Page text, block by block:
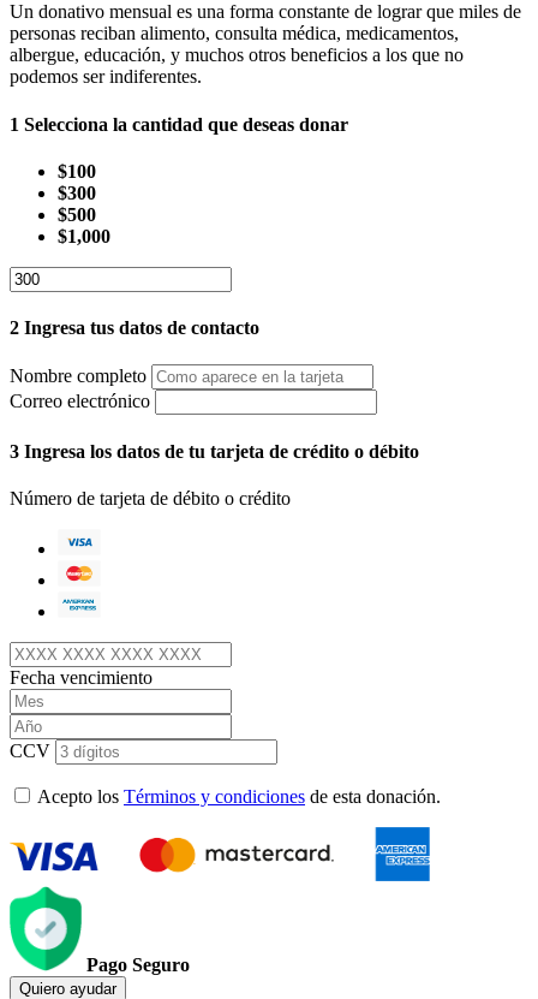
Un donativo mensual es una forma constante de lograr que miles de
personas reciban alimento, consulta médica, medicamentos,
albergue, educación, y muchos otros beneficios a los que no
podemos ser indiferentes.
1 Selecciona la cantidad que deseas donar
$100
$300
$500
$1,000
2 Ingresa tus datos de contacto
Nombre completo
Correo electrónico
3 Ingresa los datos de tu tarjeta de crédito o débito
Número de tarjeta de débito o crédito
Fecha vencimiento
CCV
Acepto los Términos y condiciones de esta donación.
Pago Seguro
Quiero ayudar